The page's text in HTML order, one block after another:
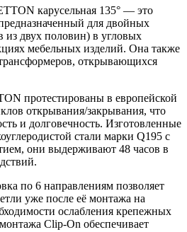
карусельная 135° — это
для двойных
из двух половин) в угловых
мебельных изделий. Она также
открывающихся
протестированы в европейской
открывания/закрывания, что
и долговечность. Изготовленные
стали марки Q195 с
они выдерживают 48 часов в
по 6 направлениям позволяет
уже после её монтажа на
ослабления крепежных
Clip-On обеспечивает